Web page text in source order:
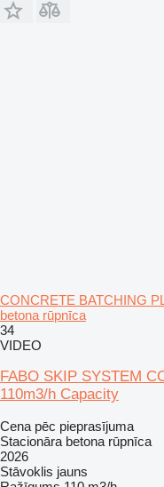
CONCRETE BATCHING
betona rūpnīca
34
VIDEO
FABO SKIP SYSTEM
110m3/h Capacity
Cena pēc pieprasījuma
Stacionāra betona rūpnīca
2026
Stāvoklis jauns